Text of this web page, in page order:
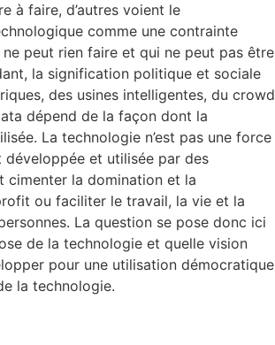
à faire, d’autres voient le
comme une contrainte
peut rien faire et qui ne peut pas être
la signification politique et sociale
des usines intelligentes, du crowd
dépend de la façon dont la
La technologie n’est pas une force
développée et utilisée par des
cimenter la domination et la
ou faciliter le travail, la vie et la
La question se pose donc ici
de la technologie et quelle vision
pour une utilisation démocratique
la technologie.